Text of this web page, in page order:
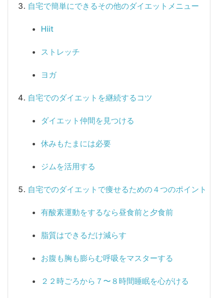
自宅で簡単にできるその他のダイエットメニュー
Hiit
ストレッチ
ヨガ
自宅でのダイエットを継続するコツ
ダイエット仲間を見つける
休みもたまには必要
ジムを活用する
自宅でのダイエットで痩せるための４つのポイント
有酸素運動をするなら昼食前と夕食前
脂質はできるだけ減らす
お腹も胸も膨らむ呼吸をマスターする
２２時ごろから７〜８時間睡眠を心がける